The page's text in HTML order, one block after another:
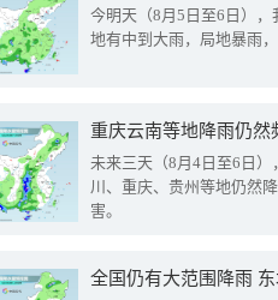
今明天（8月5日至6日）
地有中到大雨，局地暴雨
重庆云南等地降雨仍然
未来三天（8月4日至6日
川、重庆、贵州等地仍然
害。
全国仍有大范围降雨